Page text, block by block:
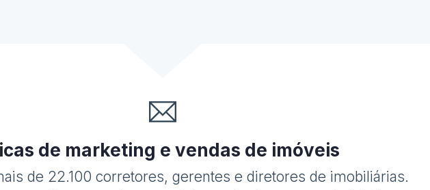
de marketing e vendas de imóveis
de 22.100 corretores, gerentes e diretores de imobiliárias.